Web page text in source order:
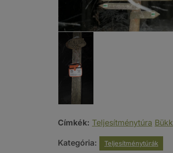
Címkék: Teljesítménytúra Bükk
Kategória: Teljesítménytúrák